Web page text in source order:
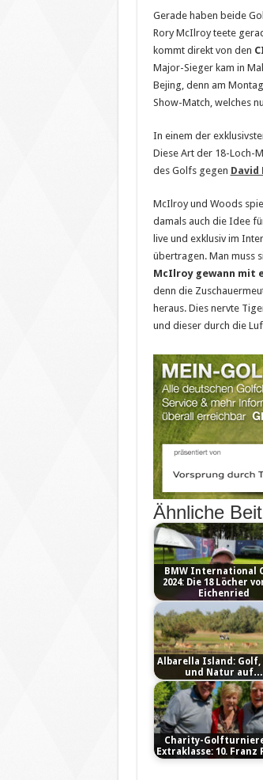
Gerade haben beide
Rory McIlroy teete
kommt direkt von den
Major-Sieger kam in
Bejing, denn am
Show-Match, welches
In einem der
Diese Art der 18-Loch-
des Golfs gegen David
McIlroy und Woods
damals auch die Idee
live und exklusiv im
übertragen. Man muss
McIlroy gewann mit
denn die
heraus. Dies nervte
und dieser durch die
Ähnliche
BMW International
2024: Die 18 Löcher
Eichenried
Albarella Island: Golf,
und Natur auf…
Charity-
Extraklasse: 10.